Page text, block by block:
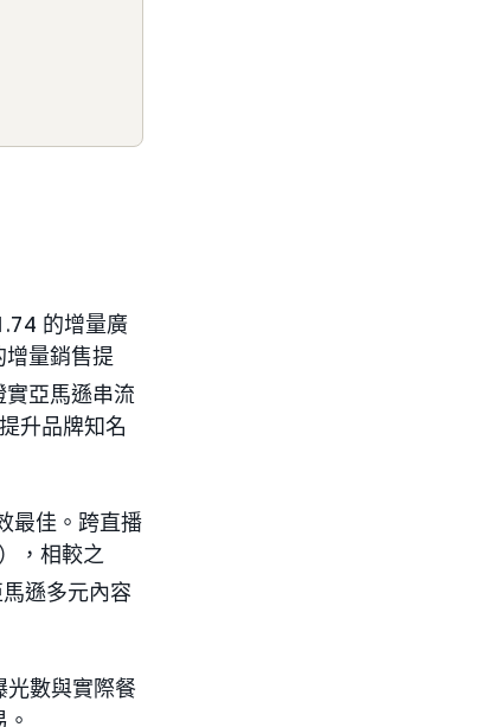
的增量廣
量銷售提
亞馬遜串流
升品牌知名
最佳。跨直播
，相較之
遜多元內容
光數與實際餐